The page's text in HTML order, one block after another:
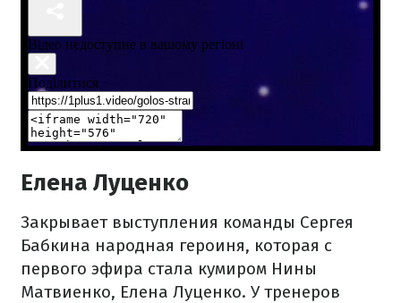
Елена Луценко
Закрывает выступления команды Сергея
Бабкина народная героиня, которая с
первого эфира стала кумиром Нины
Матвиенко, Елена Луценко. У тренеров